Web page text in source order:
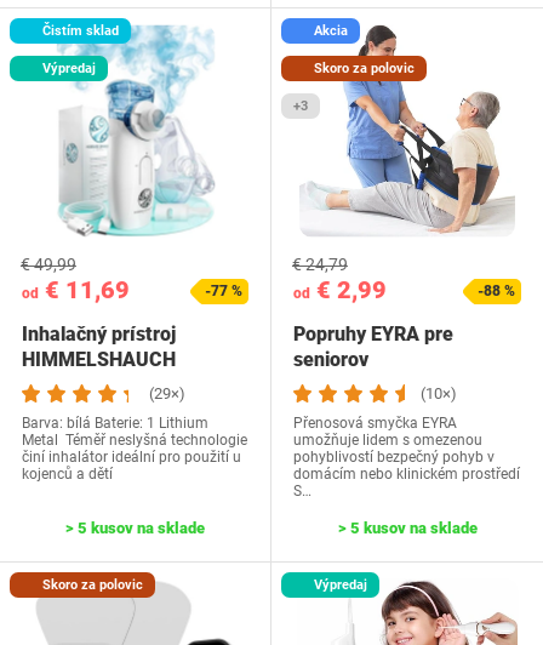
Čistím sklad
Výpredaj
od € 11,69
€ 49,99
-77 %
Inhalačný prístroj
‎HIMMELSHAUCH
MEDICAL
(29×)
Barva: bílá Baterie: 1 Lithium
Metal Téměř neslyšná technologie
činí inhalátor ideální pro použití u
kojenců a dětí
> 5 kusov na sklade
Akcia
Skoro za polovic
+3
od € 2,99
€ 24,79
-88 %
Popruhy ‎EYRA pre
seniorov
(10×)
Přenosová smyčka EYRA
umožňuje lidem s omezenou
pohyblivostí bezpečný pohyb v
domácím nebo klinickém prostředí
S…
> 5 kusov na sklade
Skoro za polovic Výpredaj